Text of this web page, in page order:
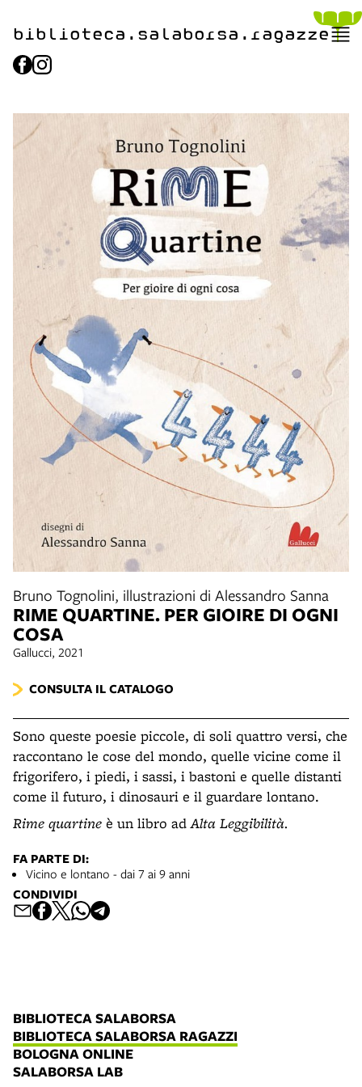
biblioteca.​salaborsa.ragazze
Bruno Tognolini, illustrazioni di Alessandro Sanna
RIME QUARTINE. PER GIOIRE DI OGNI
COSA
Gallucci, 2021
CONSULTA IL CATALOGO
Sono queste poesie piccole, di soli quattro versi, che
raccontano le cose del mondo, quelle vicine come il
frigorifero, i piedi, i sassi, i bastoni e quelle distanti
come il futuro, i dinosauri e il guardare lontano.
Rime quartine è un libro adAlta Leggibilità.
FA PARTE DI:
Vicino e lontano - dai 7 ai 9 anni
CONDIVIDI
BIBLIOTECA SALABORSA
BIBLIOTECA SALABORSA RAGAZZI
BOLOGNA ONLINE
SALABORSA LAB